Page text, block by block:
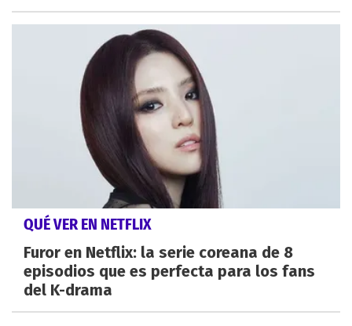
QUÉ VER EN NETFLIX
Furor en Netflix: la serie coreana de 8
episodios que es perfecta para los fans
del K-drama